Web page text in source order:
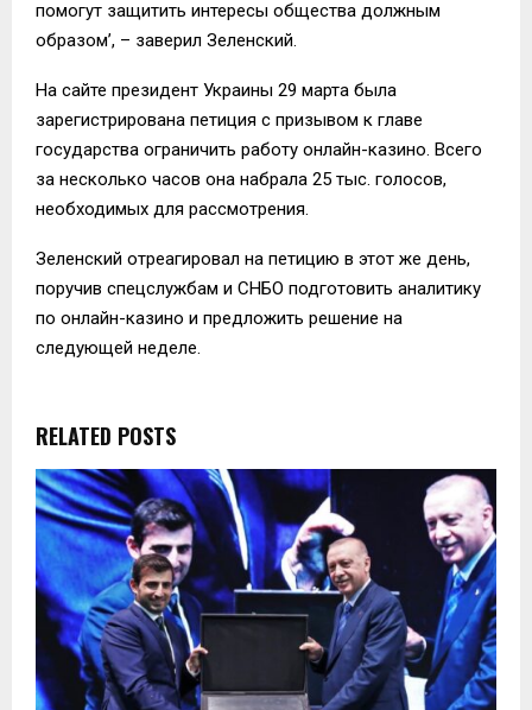
помогут защитить интересы общества должным
образом’, – заверил Зеленский.
На сайте президент Украины 29 марта была
зарегистрирована петиция с призывом к главе
государства ограничить работу онлайн-казино. Всего
за несколько часов она набрала 25 тыс. голосов,
необходимых для рассмотрения.
Зеленский отреагировал на петицию в этот же день,
поручив спецслужбам и СНБО подготовить аналитику
по онлайн-казино и предложить решение на
следующей неделе.
RELATED POSTS